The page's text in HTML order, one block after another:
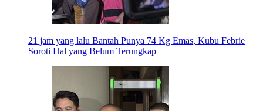
21 jam yang lalu Bantah Punya 74 Kg Emas, Kubu Febrie
Soroti Hal yang Belum Terungkap